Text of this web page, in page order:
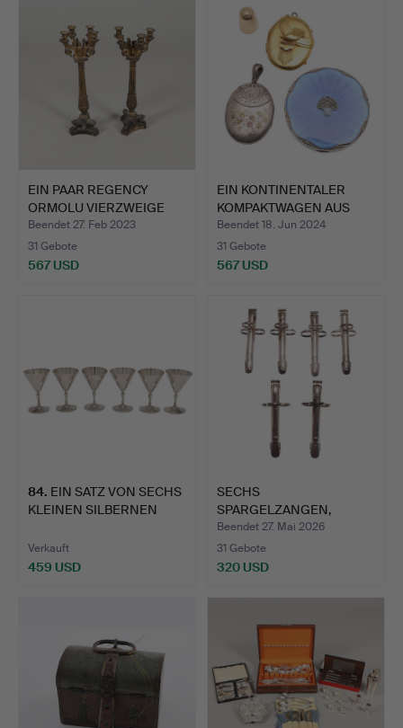
EIN PAAR REGENCY
ORMOLU VIERZWEIGE
LEUCHTE…
Beendet 27. Feb 2023
31 Gebote
567 USD
EIN KONTINENTALER
KOMPAKTWAGEN AUS
SILBER …
Beendet 18. Jun 2024
31 Gebote
567 USD
84. EIN SATZ VON SECHS
KLEINEN SILBERNEN
Verkauft
459 USD
SECHS
SPARGELZANGEN,
VERSILBERT.
Beendet 27. Mai 2026
31 Gebote
320 USD